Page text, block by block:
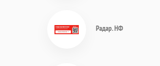
Радар. НФ